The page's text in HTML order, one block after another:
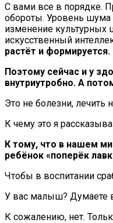
С вами все в порядке.
обороты. Уровень шума
изменение культурных
искусственный
растёт и формируется.
Поэтому сейчас и у
внутриутробно. А
Это не болезни, лечить
К чему это я
К тому, что в нашем
ребёнок «поперёк
Чтобы в воспитании
У вас малыш? Думаете
К сожалению, нет.